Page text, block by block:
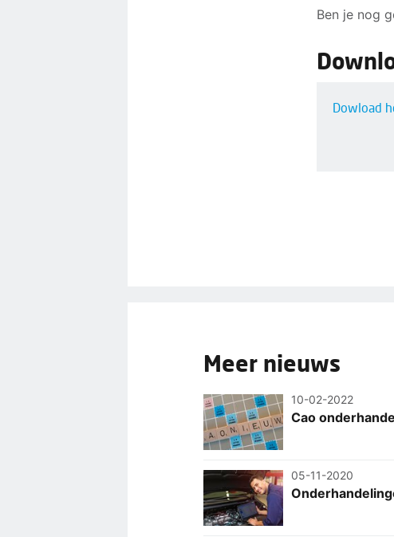
Ben je nog
Dowload
Meer nieuws
10-02-2022
Cao
05-11-2020